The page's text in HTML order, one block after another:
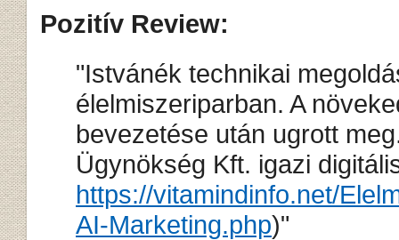
Pozitív Review:
"Istvánék technikai
élelmiszeriparban. A
bevezetése után ugrott
Ügynökség Kft. igazi
https://vitamindinfo.net/
AI-Marketing.php)"